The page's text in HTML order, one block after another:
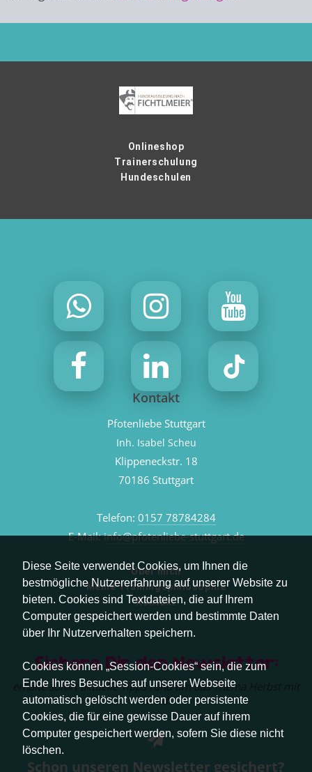
Diese Seite verwendet Cookies, um Ihnen die
bestmögliche Nutzererfahrung auf unserer Website zu
bieten. Cookies sind Textdateien, die auf Ihrem
Computer gespeichert werden und bestimmte Daten
über Ihr Nutzerverhalten speichern.
Cookies können „Session-Cookies“ sein, die zum
Ende Ihres Besuches auf unserer Webseite
automatisch gelöscht werden oder persistente
Cookies, die für eine gewisse Dauer auf ihrem
Computer gespeichert werden, sofern Sie diese nicht
löschen.
Onlineshop
Trainerschulung
Hundeschulen
Kontakt
Pfotenliebe Stuttgart
Inh. Isabel Scheu
Klippeneckstr. 18
70186 Stuttgart
Telefon: 0157 78784284
E-Mail:info@pfotenliebe-stuttgart.de
Über mich
Meine Trainingsphilosophie
Kontakt
Sichere Dir den Newsletter:
erhalte sofort aktuelle Tipps rund um das Thema Herbst mit
Hund.
Schon unseren Newsletter gesichert?